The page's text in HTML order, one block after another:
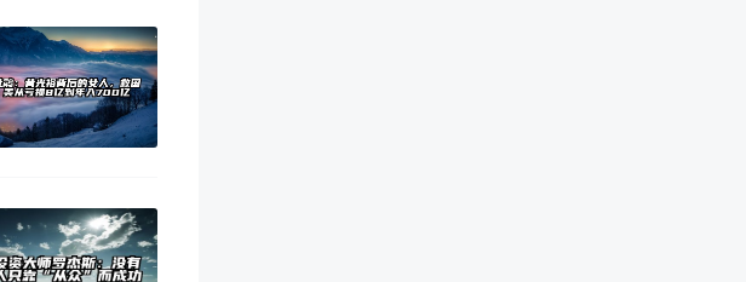
年初，是我在
员工对前途开始
而我的期权价
可去了。在美国
苦？
动，原摩托罗